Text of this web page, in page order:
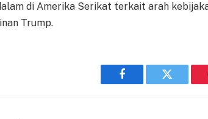
di Amerika Serikat terkait arah
Trump.
Facebook Twitter